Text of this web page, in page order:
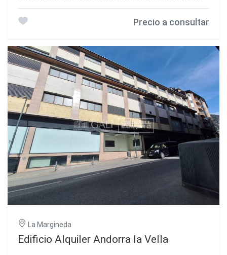
m2.~ Sótano -1 (almacén) = 1.207,21 m2.~ P. Baja (local
También dispone de una zona amplia de aparcamiento
para clientes.~ ~ PRECIO A CONSULTAR!!! #ref:03094/5210
Precio a consultar
La Margineda
Edificio Alquiler Andorra la Vella